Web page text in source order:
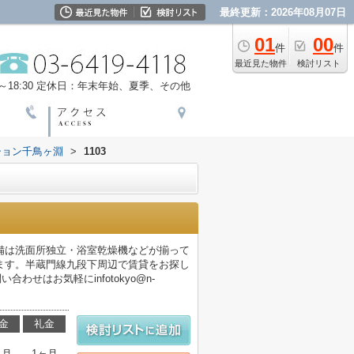
最終更新：2026年08月07日
01件
最近見た物件
00件
検討リスト
18:30 定休日：年末年始、夏季、その他
ン千鳥ヶ淵 > 1103
洗面所独立・浴室乾燥機などが揃って
。半蔵門線九段下周辺で賃貸をお探し
合わせはお気軽にinfotokyo@n-
礼金